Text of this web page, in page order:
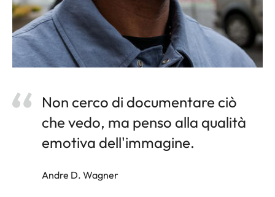
Non cerco di documentare ciò
che vedo, ma penso alla qualità
emotiva dell'immagine.
Andre D. Wagner